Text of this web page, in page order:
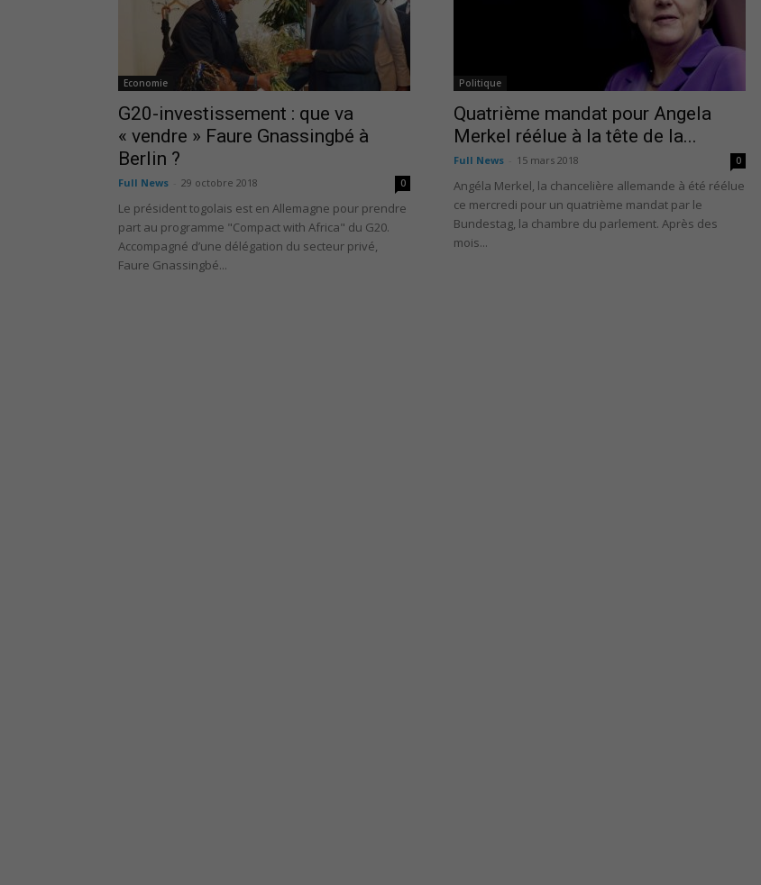
Economie
G20-investissement : que va
« vendre » Faure Gnassingbé à
Berlin ?
Full News 29 octobre 2018 0
Le président togolais est en Allemagne pour prendre
part au programme "Compact with Africa" du G20.
Accompagné d’une délégation du secteur privé,
Faure Gnassingbé...
Politique
Quatrième mandat pour Angela
Merkel réélue à la tête de la...
Full News 15 mars 2018 0
Angéla Merkel, la chancelière allemande à été réélue
ce mercredi pour un quatrième mandat par le
Bundestag, la chambre du parlement. Après des
mois...